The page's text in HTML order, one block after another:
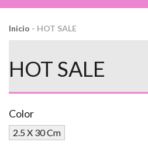
Inicio - HOT SALE
HOT SALE
Color
2.5 X 30 Cm